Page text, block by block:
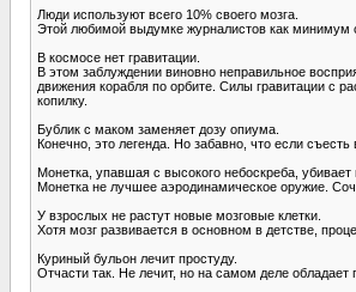
Люди используют всего 10% своего мозга.
Этой любимой выдумке журналистов как минимум
В космосе нет гравитации.
В этом заблуждении виновно неправильное
движения корабля по орбите. Силы гравитации с
копилку.
Бублик с маком заменяет дозу опиума.
Конечно, это легенда. Но забавно, что если
Монетка, упавшая с высокого небоскреба, убивает
Монетка не лучшее аэродинамическое оружие.
У взрослых не растут новые мозговые клетки.
Хотя мозг развивается в основном в детстве,
Куриный бульон лечит простуду.
Отчасти так. Не лечит, но на самом деле